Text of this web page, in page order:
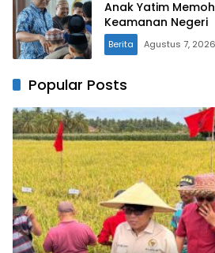
Anak Yatim
Keamanan Negeri
Berita Agustus 7, 2026
Popular Posts